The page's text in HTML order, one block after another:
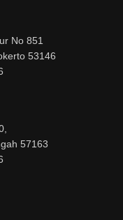
No 851
53146
57163